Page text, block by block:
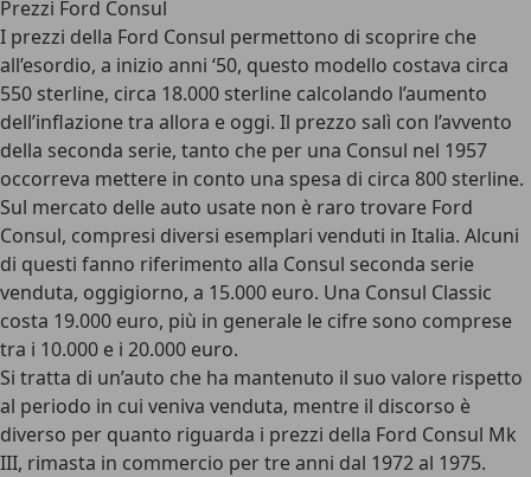
Prezzi Ford Consul
I prezzi della Ford Consul permettono di scoprire che
all’esordio, a inizio anni ‘50, questo modello costava circa
550 sterline, circa 18.000 sterline calcolando l’aumento
dell’inflazione tra allora e oggi. Il prezzo salì con l’avvento
della seconda serie, tanto che per una Consul nel 1957
occorreva mettere in conto una spesa di circa 800 sterline.
Sul mercato delle auto usate non è raro trovare Ford
Consul, compresi diversi esemplari venduti in Italia. Alcuni
di questi fanno riferimento alla Consul seconda serie
venduta, oggigiorno, a 15.000 euro. Una Consul Classic
costa 19.000 euro, più in generale le cifre sono comprese
tra i 10.000 e i 20.000 euro.
Si tratta di un’auto che ha mantenuto il suo valore rispetto
al periodo in cui veniva venduta, mentre il discorso è
diverso per quanto riguarda i prezzi della Ford Consul Mk
III, rimasta in commercio per tre anni dal 1972 al 1975.